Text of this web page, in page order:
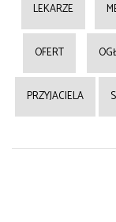
LEKARZE
OFERT
PRZYJACIELA